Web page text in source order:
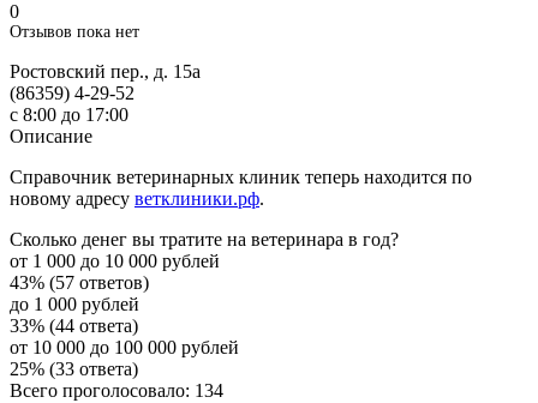
0
Отзывов пока нет
Ростовский пер., д. 15а
(86359) 4-29-52
с 8:00 до 17:00
Описание
Справочник ветеринарных клиник теперь находится по
новому адресу ветклиники.рф.
Сколько денег вы тратите на ветеринара в год?
от 1 000 до 10 000 рублей
43% (57 ответов)
до 1 000 рублей
33% (44 ответа)
от 10 000 до 100 000 рублей
25% (33 ответа)
Всего проголосовало: 134